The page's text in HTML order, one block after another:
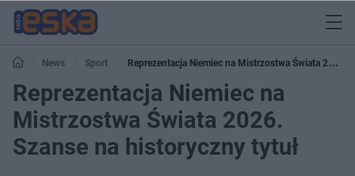
News Sport
Reprezentacja Niemiec na Mistrzostwa Świata 2026.
Szanse na historyczny tytuł
Reprezentacja Niemiec na
Mistrzostwa Świata 2026.
Szanse na historyczny tytuł